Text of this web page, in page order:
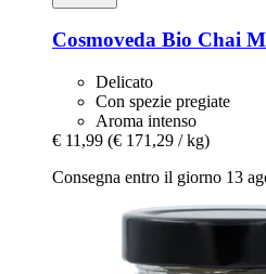
Cosmoveda Bio Chai
Delicato
Con spezie pregiate
Aroma intenso
€ 11,99 (€ 171,29 / kg)
Consegna entro il giorno 13